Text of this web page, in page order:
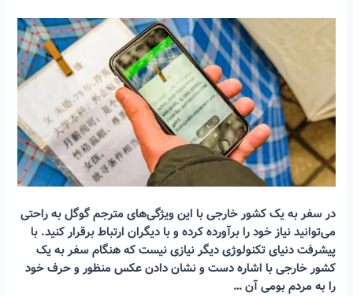
در سفر به یک کشور خارجی با این ویژگی‌های مترجم گوگل به راحتی
می‌توانید نیاز خود را برآورده کرده و با دیگران ارتباط برقرار کنید. با
پیشرفت دنیای تکنولوژی دیگر نیازی نیست که هنگام سفر به یک
کشور خارجی با اشاره دست و نشان دادن عکس منظور و حرف خود
را به مردم بومی آن …